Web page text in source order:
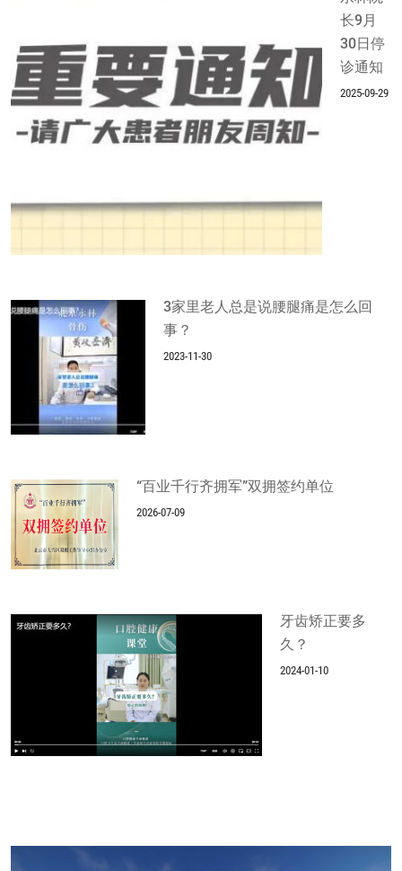
长9月
30日停
诊通知
2025-09-29
3家里老人总是说腰腿痛是怎么回
事？
2023-11-30
“百业千行齐拥军”双拥签约单位
2026-07-09
牙齿矫正要多
久？
2024-01-10